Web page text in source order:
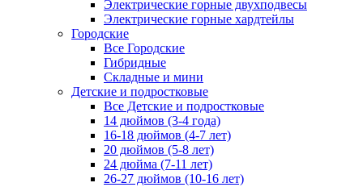
Электрические горные двухподвесы
Электрические горные хардтейлы
Городские
Все Городские
Гибридные
Складные и мини
Детские и подростковые
Все Детские и подростковые
14 дюймов (3-4 года)
16-18 дюймов (4-7 лет)
20 дюймов (5-8 лет)
24 дюйма (7-11 лет)
26-27 дюймов (10-16 лет)